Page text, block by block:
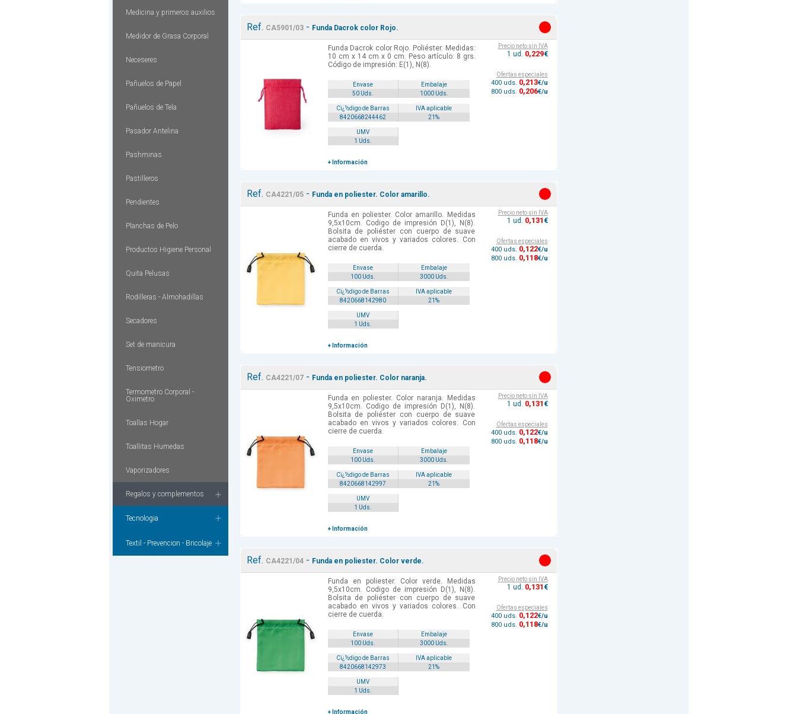
Medicina y primeros auxilios
Medidor de Grasa Corporal
Neceseres
Pañuelos de Papel
Pañuelos de Tela
Pasador Antelina
Pashminas
Pastilleros
Pendientes
Planchas de Pelo
Productos Higiene Personal
Quita Pelusas
Rodilleras - Almohadillas
Secadores
Set de manicura
Tensiometro
Termometro Corporal -
Oximetro
Toallas Hogar
Toallitas Humedas
Vaporizadores
Regalos y complementos
Tecnologia
Textil - Prevencion - Bricolaje
Ref. CA5901/03- Funda Dacrok color Rojo.
Funda Dacrok color Rojo. Poliéster. Medidas:
10 cm x 14 cm x 0 cm. Peso artículo: 8 grs.
Código de impresión: E(1), N(8).
Envase
Embalaje
50 Uds.
1000 Uds.
Cï¿½digo de Barras
IVA aplicable
8420668244462
21%
UMV
1 Uds.
+ Información
Precio neto sin IVA
1 ud. 0,229€
Ofertas especiales
400 uds. 0,213€/u
800 uds. 0,206€/u
Ref. CA4221/05- Funda en poliester. Color amarillo.
Funda en poliester. Color amarillo. Medidas
9,5x10cm. Codigo de impresión D(1), N(8).
Bolsita de poliéster con cuerpo de suave
acabado en vivos y variados colores. Con
cierre de cuerda.
Envase
Embalaje
100 Uds.
3000 Uds.
Cï¿½digo de Barras
IVA aplicable
8420668142980
21%
UMV
1 Uds.
+ Información
Precio neto sin IVA
1 ud. 0,131 €
Ofertas especiales
400 uds. 0,122€/u
800 uds. 0,118€/u
Ref. CA4221/07- Funda en poliester. Color naranja.
Funda en poliester. Color naranja. Medidas
9,5x10cm. Codigo de impresión D(1), N(8).
Bolsita de poliéster con cuerpo de suave
acabado en vivos y variados colores. Con
cierre de cuerda.
Envase
Embalaje
100 Uds.
3000 Uds.
Cï¿½digo de Barras
IVA aplicable
8420668142997
21%
UMV
1 Uds.
+ Información
Precio neto sin IVA
1 ud. 0,131 €
Ofertas especiales
400 uds. 0,122€/u
800 uds. 0,118€/u
Ref. CA4221/04- Funda en poliester. Color verde.
Funda en poliester. Color verde. Medidas
9,5x10cm. Codigo de impresión D(1), N(8).
Bolsita de poliéster con cuerpo de suave
acabado en vivos y variados colores. Con
cierre de cuerda.
Envase
Embalaje
100 Uds.
3000 Uds.
Cï¿½digo de Barras
IVA aplicable
8420668142973
21%
UMV
1 Uds.
+ Información
Precio neto sin IVA
1 ud. 0,131 €
Ofertas especiales
400 uds. 0,122€/u
800 uds. 0,118€/u